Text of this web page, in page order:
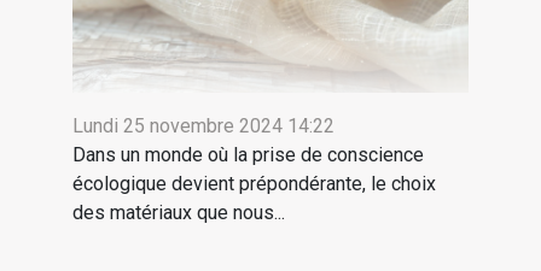
Lundi 25 novembre 2024 14:22
Dans un monde où la prise de conscience
écologique devient prépondérante, le choix
des matériaux que nous...